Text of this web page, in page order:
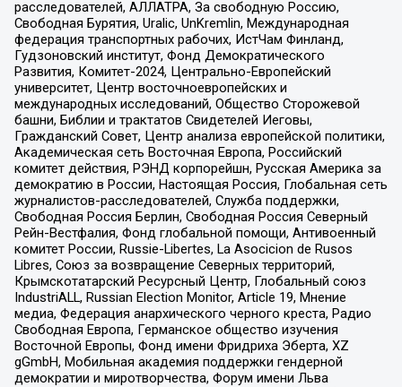
расследователей, АЛЛАТРА, За свободную Россию,
Свободная Бурятия, Uralic, UnKremlin, Международная
федерация транспортных рабочих, ИстЧам Финланд,
Гудзоновский институт, Фонд Демократического
Развития, Комитет-2024, Центрально-Европейский
университет, Центр восточноевропейских и
международных исследований, Общество Сторожевой
башни, Библии и трактатов Свидетелей Иеговы,
Гражданский Совет, Центр анализа европейской политики,
Академическая сеть Восточная Европа, Российский
комитет действия, РЭНД корпорейшн, Русская Америка за
демократию в России, Настоящая Россия, Глобальная сеть
журналистов-расследователей, Служба поддержки,
Свободная Россия Берлин, Свободная Россия Северный
Рейн-Вестфалия, Фонд глобальной помощи, Антивоенный
комитет России, Russie-Libertes, La Asocicion de Rusos
Libres, Союз за возвращение Северных территорий,
Крымскотатарский Ресурсный Центр, Глобальный союз
IndustriALL, Russian Election Monitor, Article 19, Мнение
медиа, Федерация анархического черного креста, Радио
Свободная Европа, Германское общество изучения
Восточной Европы, Фонд имени Фридриха Эберта, XZ
gGmbH, Мобильная академия поддержки гендерной
демократии и миротворчества, Форум имени Льва